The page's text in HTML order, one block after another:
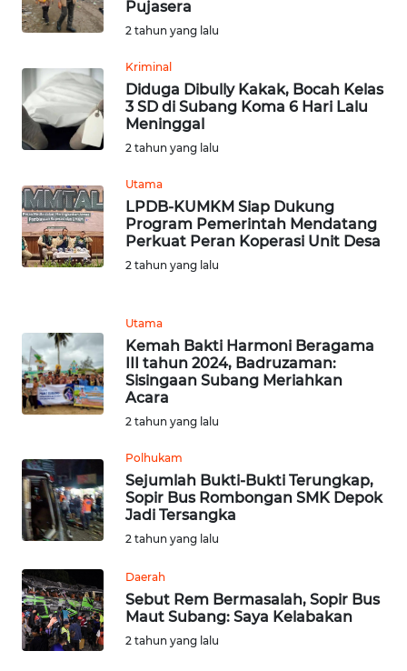
Pujasera
2 tahun yang lalu
Kriminal
Diduga Dibully Kakak, Bocah Kelas
3 SD di Subang Koma 6 Hari Lalu
Meninggal
2 tahun yang lalu
Utama
LPDB-KUMKM Siap Dukung
Program Pemerintah Mendatang
Perkuat Peran Koperasi Unit Desa
2 tahun yang lalu
Utama
Kemah Bakti Harmoni Beragama
III tahun 2024, Badruzaman:
Sisingaan Subang Meriahkan
Acara
2 tahun yang lalu
Polhukam
Sejumlah Bukti-Bukti Terungkap,
Sopir Bus Rombongan SMK Depok
Jadi Tersangka
2 tahun yang lalu
Daerah
Sebut Rem Bermasalah, Sopir Bus
Maut Subang: Saya Kelabakan
2 tahun yang lalu
WN
WN
BOGOR
DEPOK
WN
TAPANULI
SAMOSIR
WN
PADANG
WN
SUMEDANG
WN
WN
KEPULAUAN
SERIBU